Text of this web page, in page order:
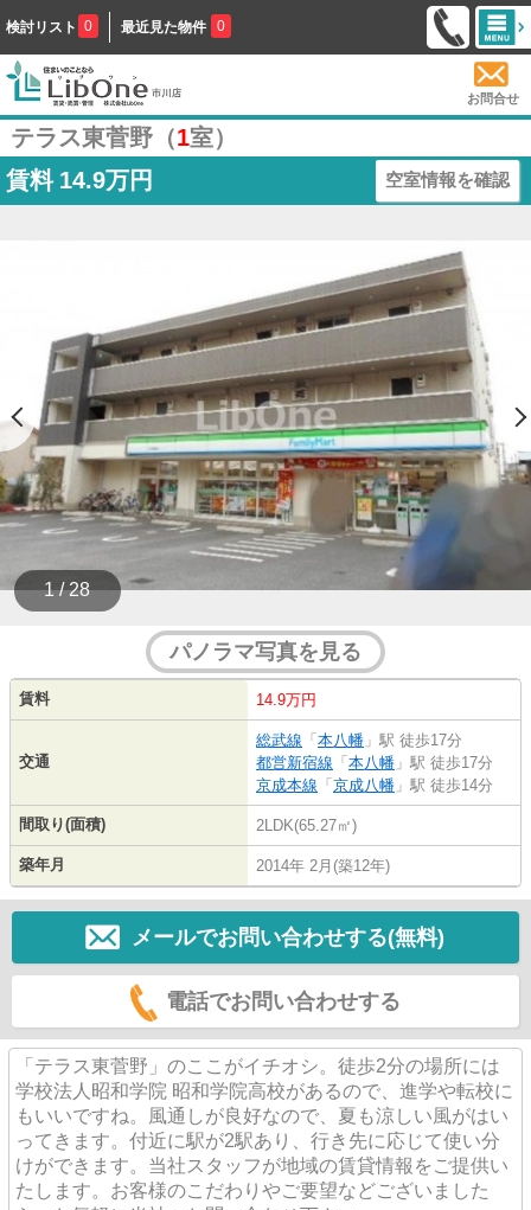
検討リスト 0 最近見た物件 0
お問合せ
テラス東菅野（1室）
賃料 14.9万円 空室情報を確認
1 / 28
パノラマ写真を見る
賃料 14.9万円
交通
総武線 「 本八幡 」駅 徒歩17分
都営新宿線 「 本八幡 」駅 徒歩17分
京成本線 「 京成八幡 」駅 徒歩14分
間取り(面積) 2LDK(65.27㎡)
築年月 2014年 2月(築12年)
メールでお問い合わせする(無料)
電話でお問い合わせする
「テラス東菅野」のここがイチオシ。徒歩2分の場所には
学校法人昭和学院 昭和学院高校があるので、進学や転校に
もいいですね。風通しが良好なので、夏も涼しい風がはい
ってきます。付近に駅が2駅あり、行き先に応じて使い分
けができます。当社スタッフが地域の賃貸情報をご提供い
たします。お客様のこだわりやご要望などございました